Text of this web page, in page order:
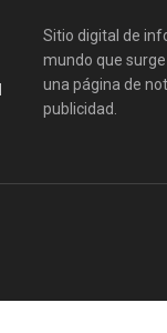
Sitio digital de
mundo que
una página de
publicidad.